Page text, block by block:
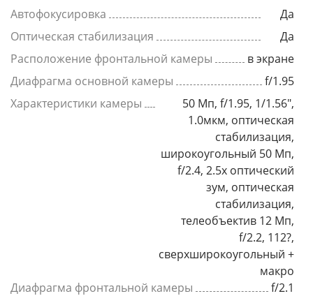
Автофокусировка
Да
Оптическая стабилизация
Да
Расположение фронтальной камеры
в экране
Диафрагма основной камеры
f/1.95
Характеристики камеры
50 Мп, f/1.95, 1/1.56",
1.0мкм, оптическая
стабилизация,
широкоугольный 50 Мп,
f/2.4, 2.5x оптический
зум, оптическая
стабилизация,
телеобъектив 12 Мп,
f/2.2, 112?,
сверхширокоугольный +
макро
Диафрагма фронтальной камеры
f/2.1